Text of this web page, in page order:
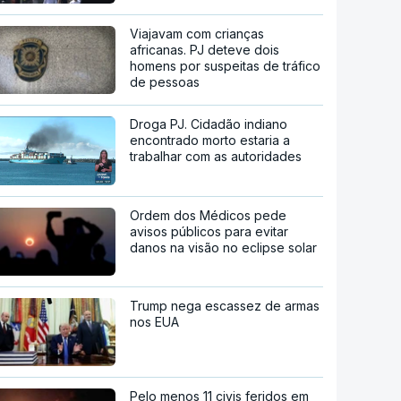
Viajavam com crianças
africanas. PJ deteve dois
homens por suspeitas de tráfico
de pessoas
Droga PJ. Cidadão indiano
encontrado morto estaria a
trabalhar com as autoridades
Ordem dos Médicos pede
avisos públicos para evitar
danos na visão no eclipse solar
Trump nega escassez de armas
nos EUA
Pelo menos 11 civis feridos em